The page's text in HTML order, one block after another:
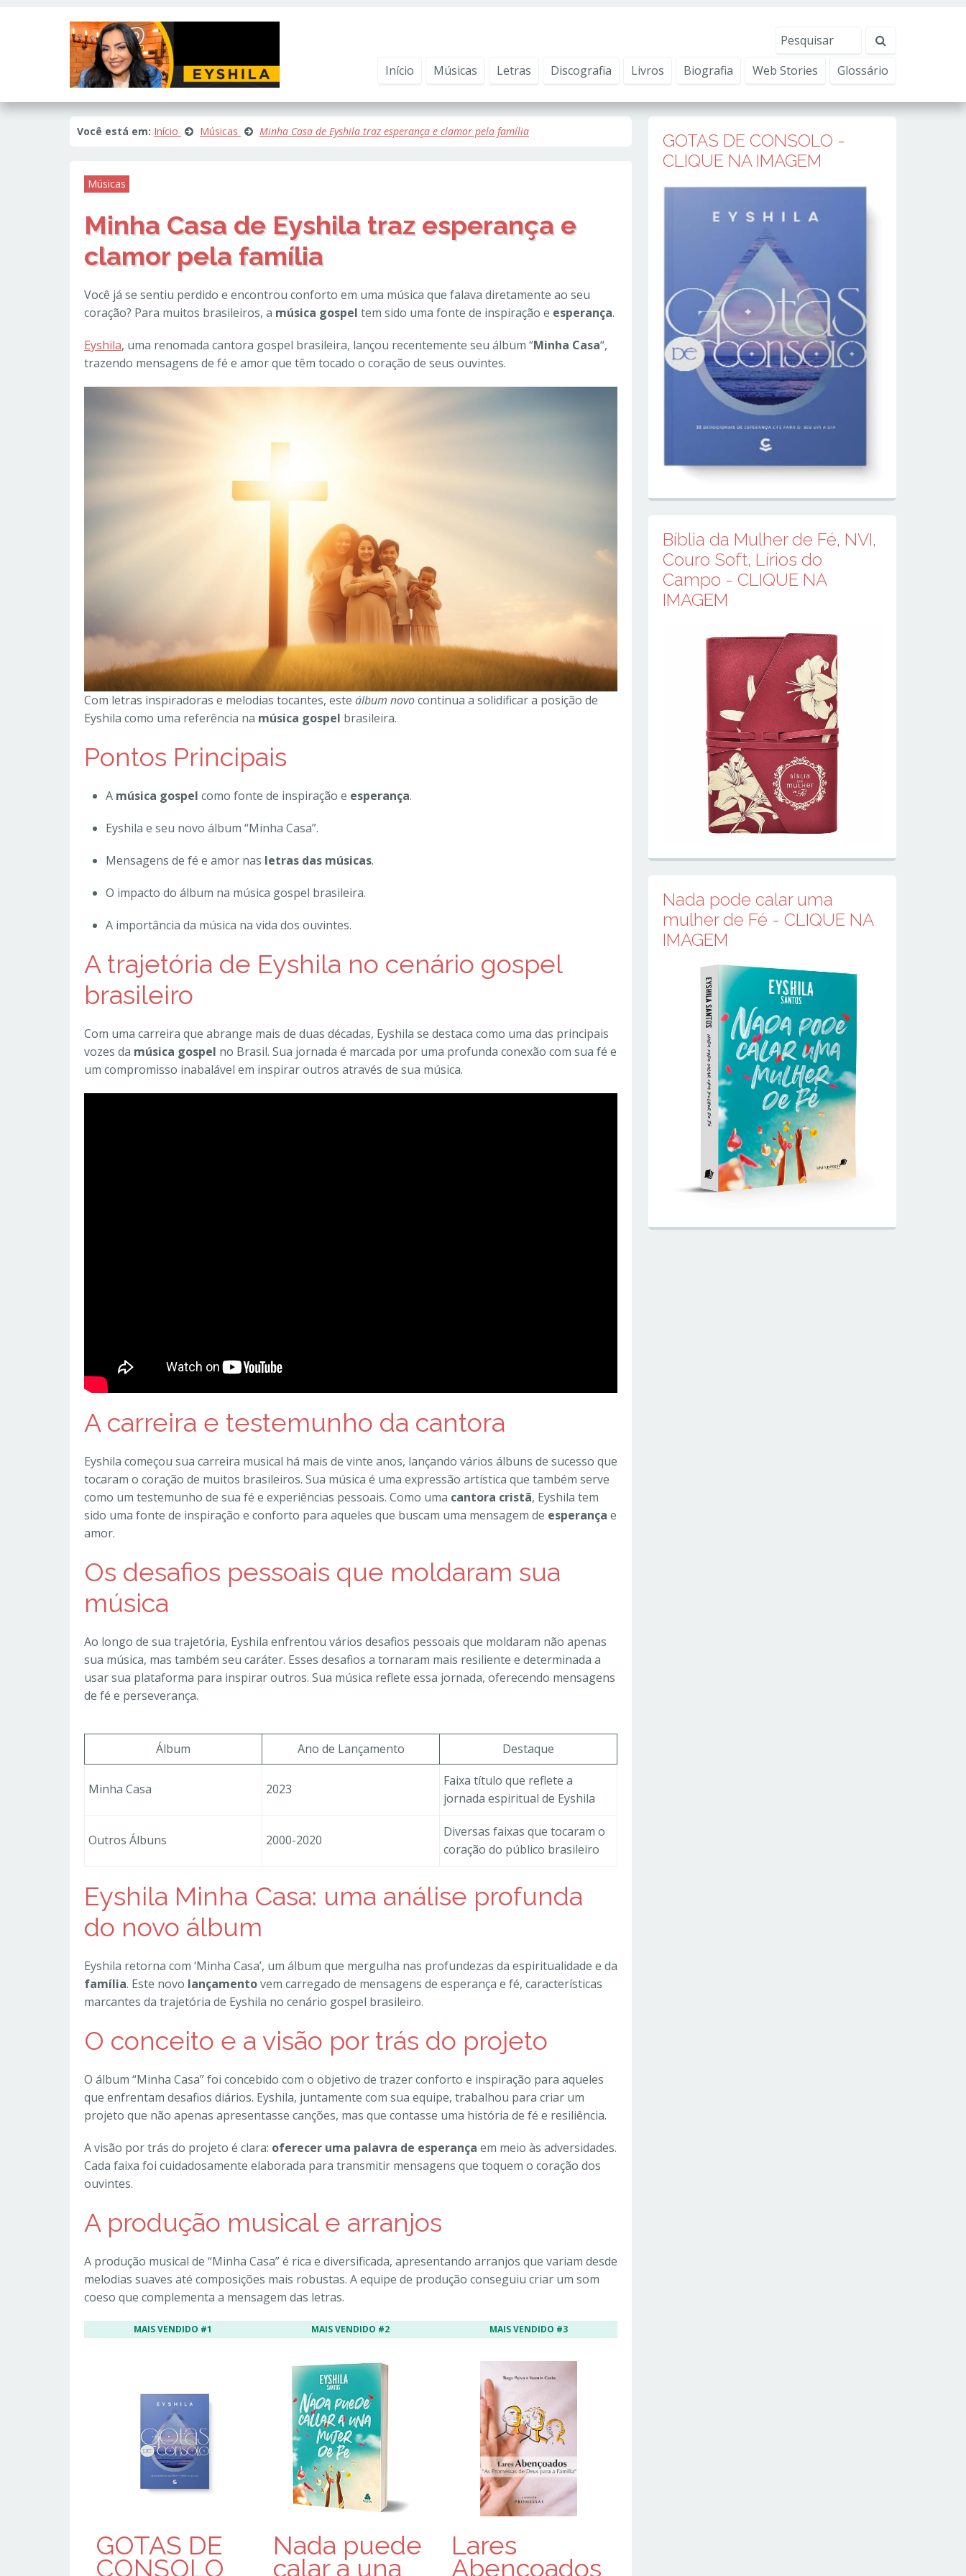
Início Músicas Letras Discografia Livros Biografia Web Stories Glossário
Você está em: Início Músicas Minha Casa de Eyshila traz esperança e clamor pela família
Músicas
Minha Casa de Eyshila traz esperança e
clamor pela família
Você já se sentiu perdido e encontrou conforto em uma música que falava diretamente ao seu
coração? Para muitos brasileiros, a música gospel tem sido uma fonte de inspiração e esperança.
Eyshila, uma renomada cantora gospel brasileira, lançou recentemente seu álbum “Minha Casa“,
trazendo mensagens de fé e amor que têm tocado o coração de seus ouvintes.
Com letras inspiradoras e melodias tocantes, este álbum novocontinua a solidificar a posição de
Eyshila como uma referência na música gospel brasileira.
Pontos Principais
A música gospel como fonte de inspiração e esperança.
Eyshila e seu novo álbum “Minha Casa”.
Mensagens de fé e amor nas letras das músicas.
O impacto do álbum na música gospel brasileira.
A importância da música na vida dos ouvintes.
A trajetória de Eyshila no cenário gospel
brasileiro
Com uma carreira que abrange mais de duas décadas, Eyshila se destaca como uma das principais
vozes da música gospel no Brasil. Sua jornada é marcada por uma profunda conexão com sua fé e
um compromisso inabalável em inspirar outros através de sua música.
A carreira e testemunho da cantora
Eyshila começou sua carreira musical há mais de vinte anos, lançando vários álbuns de sucesso que
tocaram o coração de muitos brasileiros. Sua música é uma expressão artística que também serve
como um testemunho de sua fé e experiências pessoais. Como uma cantora cristã, Eyshila tem
sido uma fonte de inspiração e conforto para aqueles que buscam uma mensagem de esperança e
amor.
Os desafios pessoais que moldaram sua
música
Ao longo de sua trajetória, Eyshila enfrentou vários desafios pessoais que moldaram não apenas
sua música, mas também seu caráter. Esses desafios a tornaram mais resiliente e determinada a
usar sua plataforma para inspirar outros. Sua música reflete essa jornada, oferecendo mensagens
de fé e perseverança.
Álbum Ano de Lançamento Destaque
Minha Casa 2023
Faixa título que reflete a
jornada espiritual de Eyshila
Outros Álbuns 2000-2020
Diversas faixas que tocaram o
coração do público brasileiro
Eyshila Minha Casa: uma análise profunda
do novo álbum
Eyshila retorna com ‘Minha Casa’, um álbum que mergulha nas profundezas da espiritualidade e da
família. Este novo lançamentovem carregado de mensagens de esperança e fé, características
marcantes da trajetória de Eyshila no cenário gospel brasileiro.
O conceito e a visão por trás do projeto
O álbum “Minha Casa” foi concebido com o objetivo de trazer conforto e inspiração para aqueles
que enfrentam desafios diários. Eyshila, juntamente com sua equipe, trabalhou para criar um
projeto que não apenas apresentasse canções, mas que contasse uma história de fé e resiliência.
A visão por trás do projeto é clara: oferecer uma palavra de esperança em meio às adversidades.
Cada faixa foi cuidadosamente elaborada para transmitir mensagens que toquem o coração dos
ouvintes.
A produção musical e arranjos
A produção musical de “Minha Casa” é rica e diversificada, apresentando arranjos que variam desde
melodias suaves até composições mais robustas. A equipe de produção conseguiu criar um som
coeso que complementa a mensagem das letras.
MAIS VENDIDO #1
GOTAS DE
CONSOLO
MAIS VENDIDO #2
Nada puede
calar a una
MAIS VENDIDO #3
Lares
Abençoados
GOTAS DE CONSOLO -
CLIQUE NA IMAGEM
Bíblia da Mulher de Fé, NVI,
Couro Soft, Lírios do
Campo - CLIQUE NA
IMAGEM
Nada pode calar uma
mulher de Fé - CLIQUE NA
IMAGEM
fornecer conteúdo de terceiros. Leia mais emPolítica de Cookies e Privacidade